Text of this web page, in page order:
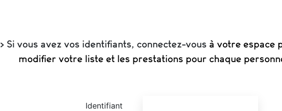
> Si vous avez vos identifiants, connectez-vous à votre espace
modifier votre liste et les prestations pour chaque
Identifiant